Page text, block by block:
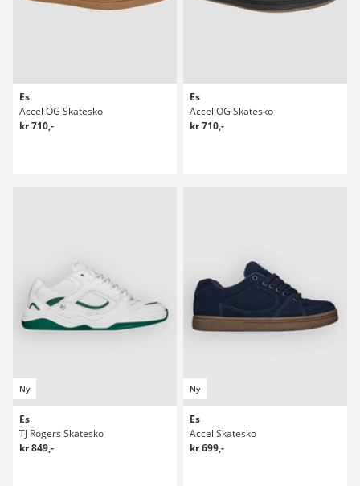
Es
Accel OG Skatesko
kr 710,-
Es
Accel OG Skatesko
kr 710,-
Ny
Es
TJ Rogers Skatesko
kr 849,-
Ny
Es
Accel Skatesko
kr 699,-